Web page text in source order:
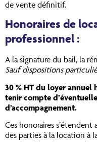
de vente définitif.
Honoraires de
professionnel :
A la signature du bail, la
Sauf dispositions
30 % HT du loyer annuel
tenir compte
d’accompagnement.
Ces honoraires
des parties à la location à